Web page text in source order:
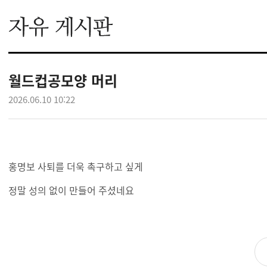
월드컵공모양 머리
2026.06.10 10:22
홍명보 사퇴를 더욱 촉구하고 싶게
정말 성의 없이 만들어 주셨네요